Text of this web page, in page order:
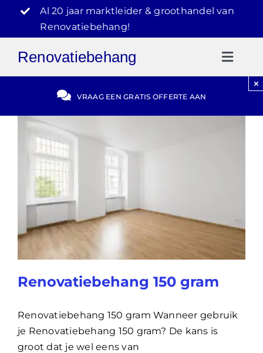
inhoud
Al 20 jaar marktleider & groothandel van
Renovatiebehang!
Renovatiebehang
Gratis Offerte
Video Reviews
030-2072303
VRAAG EEN GRATIS OFFERTE AAN
×
Renovatiebehang 150 gram
Renovatiebehang 150 gram Wanneer gebruik
je Renovatiebehang 150 gram? De kans is
groot dat je wel eens van